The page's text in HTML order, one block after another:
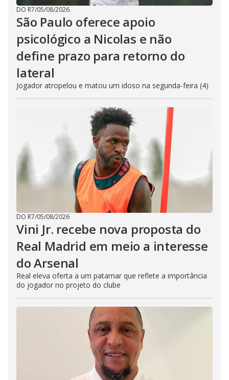
DO R7/05/08/2026
São Paulo oferece apoio
psicológico a Nicolas e não
define prazo para retorno do
lateral
Jogador atropelou e matou um idoso na segunda-feira (4)
DO R7/05/08/2026
Vini Jr. recebe nova proposta do
Real Madrid em meio a interesse
do Arsenal
Real eleva oferta a um patamar que reflete a importância
do jogador no projeto do clube